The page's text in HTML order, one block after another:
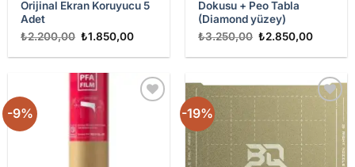
Orijinal Ekran Koruyucu 5
Adet
₺2.200,00 Orijinal
₺2.200,00.
₺1.850,00Şu
fiyat:
Dokusu + Peo Tabla
(Diamond yüzey)
₺3.250,00 Orijinal
₺3.250,00.
₺2.850,00Şu
fiyat:
-9% -19%
Add to
wishlist